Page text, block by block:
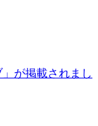
が掲載されまし